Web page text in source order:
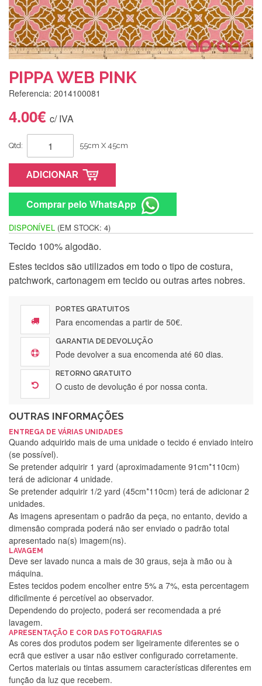
PIPPA WEB PINK
Referencia: 2014100081
4.00€ c/ IVA
Qtd: 55cm X 45cm
ADICIONAR
Comprar pelo WhatsApp
DISPONÍVEL (EM STOCK: 4)
Tecido 100% algodão.
Estes tecidos são utilizados em todo o tipo de costura,
patchwork, cartonagem em tecido ou outras artes nobres.
PORTES GRATUITOS
Para encomendas a partir de 50€.
GARANTIA DE DEVOLUÇÃO
Pode devolver a sua encomenda até 60 dias.
RETORNO GRATUITO
O custo de devolução é por nossa conta.
OUTRAS INFORMAÇÕES
ENTREGA DE VÁRIAS UNIDADES
Quando adquirido mais de uma unidade o tecido é enviado inteiro
(se possível).
Se pretender adquirir 1 yard (aproximadamente 91cm*110cm)
terá de adicionar 4 unidade.
Se pretender adquirir 1/2 yard (45cm*110cm) terá de adicionar 2
unidades.
As imagens apresentam o padrão da peça, no entanto, devido a
dimensão comprada poderá não ser enviado o padrão total
apresentado na(s) imagem(ns).
LAVAGEM
Deve ser lavado nunca a mais de 30 graus, seja à mão ou à
máquina.
Estes tecidos podem encolher entre 5% a 7%, esta percentagem
dificilmente é percetível ao observador.
Dependendo do projecto, poderá ser recomendada a pré
lavagem.
APRESENTAÇÃO E COR DAS FOTOGRAFIAS
As cores dos produtos podem ser ligeiramente diferentes se o
ecrã que estiver a usar não estiver configurado corretamente.
Certos materiais ou tintas assumem características diferentes em
função da luz que recebem.
Silvia Lopes
Encomenda direitinha. Rapidez e segurança. Volto a
encomendar.